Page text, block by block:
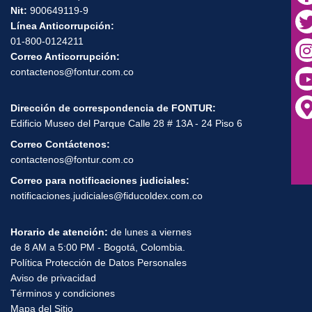
Contactenos aquí
Nit:
900649119-9
Línea Anticorrupción:
contactenos@fontur.com.co
Dirección de correspondencia de FONTUR:
Edificio Museo del Parque Calle 28 # 13A - 24 Piso 6
Correo Contáctenos:
contactenos@fontur.com.co
notificaciones.judiciales@fiducoldex.com.co
Horario de atención:
de 8 AM a 5:00 PM - Bogotá, Colombia.
Política Protección de Datos Personales